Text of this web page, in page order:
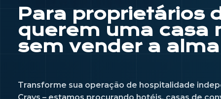
Para proprietários
querem uma casa
sem vender a
Transforme sua operação de hospitalidade